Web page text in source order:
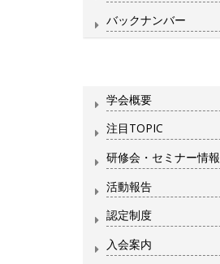
バックナンバー
学会概要
注目TOPIC
研修会・セミナー情報
活動報告
認定制度
入会案内